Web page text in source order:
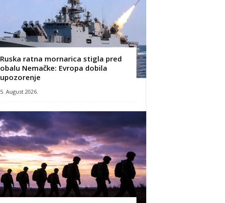
Ruska ratna mornarica stigla pred
obalu Nemačke: Evropa dobila
upozorenje
5. August 2026.